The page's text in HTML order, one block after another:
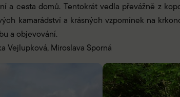
a cesta domů. Tentokrát vedla převážně z
kamarádství a krásných vzpomínek na
a objevování.
Vejlupková, Miroslava Sporná